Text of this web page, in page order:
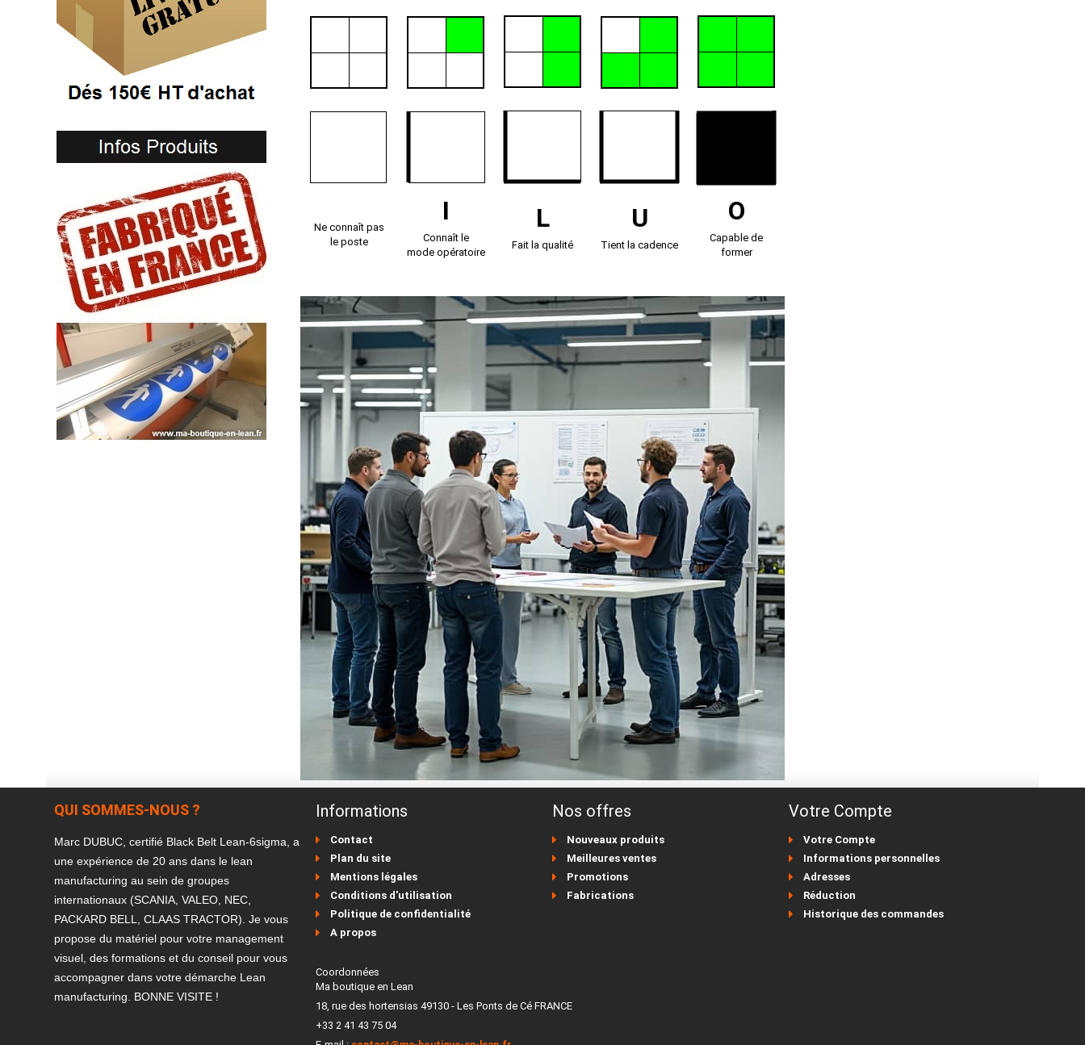
Ne connaît pas
le poste
I
Connaît le
mode opératoire
L
Fait la qualité
U
Tient la cadence
O
Capable de
former
QUI SOMMES-NOUS ?
Marc DUBUC, certifié Black Belt Lean-6sigma, a
une expérience de 20 ans dans le lean
manufacturing au sein de groupes
internationaux (SCANIA, VALEO, NEC,
PACKARD BELL, CLAAS TRACTOR). Je vous
propose du matériel pour votre management
visuel, des formations et du conseil pour vous
accompagner dans votre démarche Lean
manufacturing. BONNE VISITE !
Informations
Contact
Plan du site
Mentions légales
Conditions d'utilisation
Politique de confidentialité
A propos
Nos offres
Nouveaux produits
Meilleures ventes
Promotions
Fabrications
Votre Compte
Votre Compte
Informations personnelles
Adresses
Réduction
Historique des commandes
Coordonnées
Ma boutique en Lean
18, rue des hortensias 49130 - Les Ponts de Cé FRANCE
+33 2 41 43 75 04